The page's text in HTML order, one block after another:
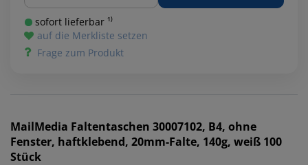
sofort lieferbar ¹⁾
auf die Merkliste setzen
Frage zum Produkt
MailMedia Faltentaschen 30007102, B4, ohne
Fenster, haftklebend, 20mm-Falte, 140g, weiß 100
Stück